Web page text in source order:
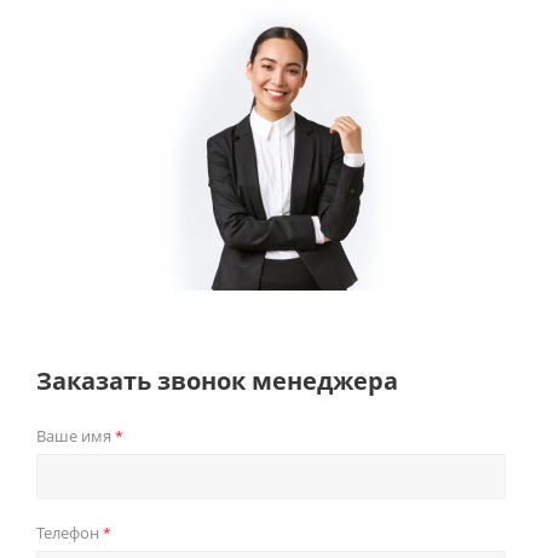
Заказать звонок менеджера
Ваше имя *
Телефон *